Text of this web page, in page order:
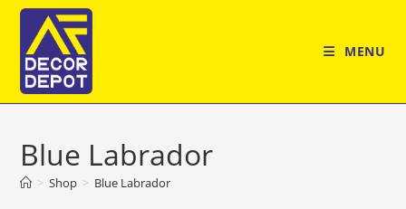
Skip
content
MENU
Blue Labrador
> Shop > Blue Labrador